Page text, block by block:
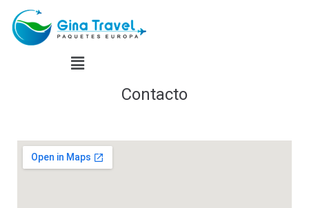
Contacto